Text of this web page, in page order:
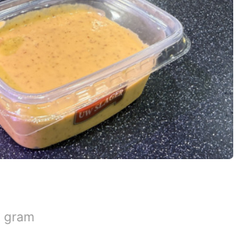
gram